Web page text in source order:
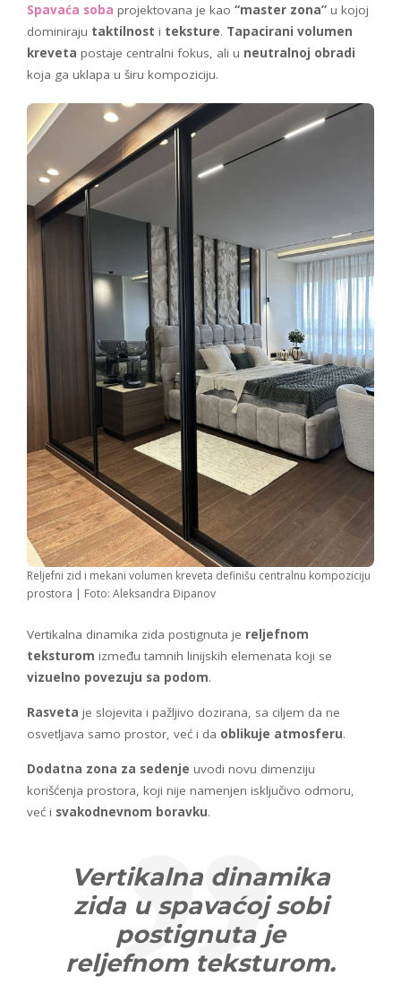
Spavaća soba projektovana je kao “master zona” u kojoj
dominiraju taktilnost i teksture. Tapacirani volumen
kreveta postaje centralni fokus, ali u neutralnoj obradi
koja ga uklapa u širu kompoziciju.
Reljefni zid i mekani volumen kreveta definišu centralnu kompoziciju
prostora | Foto: Aleksandra Đipanov
Vertikalna dinamika zida postignuta je reljefnom
teksturom između tamnih linijskih elemenata koji se
vizuelno povezuju sa podom.
Rasveta je slojevita i pažljivo dozirana, sa ciljem da ne
osvetljava samo prostor, već i da oblikuje atmosferu.
Dodatna zona za sedenje uvodi novu dimenziju
korišćenja prostora, koji nije namenjen isključivo odmoru,
već i svakodnevnom boravku.
Vertikalna dinamika
zida u spavaćoj sobi
postignuta je
reljefnom teksturom.